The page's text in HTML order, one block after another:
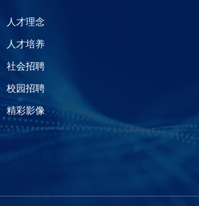
人才理念
人才培养
社会招聘
校园招聘
精彩影像